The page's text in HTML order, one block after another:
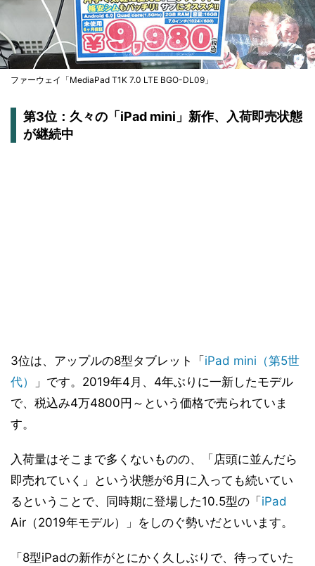
ファーウェイ「MediaPad T1K 7.0 LTE BGO-DL09」
第3位：久々の「iPad mini」新作、入荷即売状態
が継続中
3位は、アップルの8型タブレット「 iPad mini（第5世
代）
」です。2019年4月、4年ぶりに一新したモデル
で、税込み4万4800円～という価格で売られていま
す。
入荷量はそこまで多くないものの、「店頭に並んだら
即売れていく」という状態が6月に入っても続いてい
るということで、同時期に登場した10.5型の「 iPad
Air（2019年モデル）」をしのぐ勢いだといいます。
「8型iPadの新作がとにかく久しぶりで、待っていた